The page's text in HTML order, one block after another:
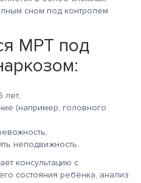
сном под контролем
МРТ под
лет;
(например, головного
неподвижность.
консультацию с
состояния ребёнка, анализ